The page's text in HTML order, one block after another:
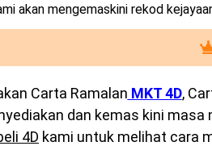
akan mengemaskini rekod
Carta Ramalan MKT 4D,
dan kemas kini masa
4D kami untuk melihat cara